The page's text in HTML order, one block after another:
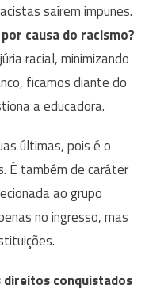
saírem impunes.
causa do racismo?
racial, minimizando
ficamos diante do
a educadora.
últimas, pois é o
É também de caráter
ao grupo
no ingresso, mas
direitos conquistados